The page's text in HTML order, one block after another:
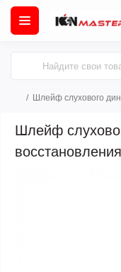
Шлейф слухового
Шлейф